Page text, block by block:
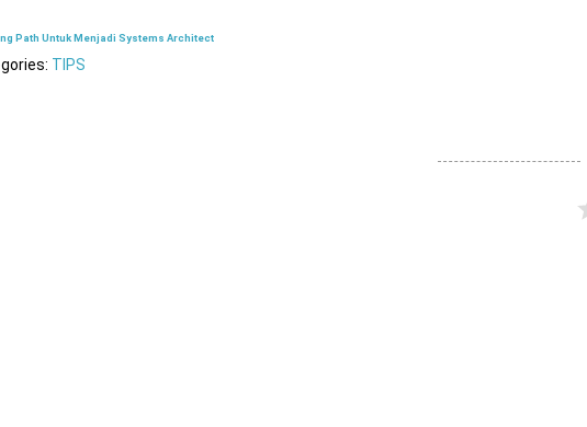
Path Untuk Menjadi Systems Architect
TIPS